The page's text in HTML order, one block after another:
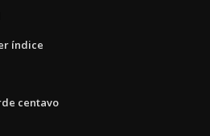
índice
centavo